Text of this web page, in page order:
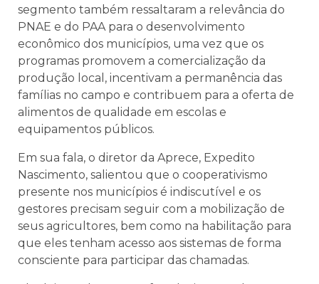
segmento também ressaltaram a relevância do
PNAE e do PAA para o desenvolvimento
econômico dos municípios, uma vez que os
programas promovem a comercialização da
produção local, incentivam a permanência das
famílias no campo e contribuem para a oferta de
alimentos de qualidade em escolas e
equipamentos públicos.
Em sua fala, o diretor da Aprece, Expedito
Nascimento, salientou que o cooperativismo
presente nos municípios é indiscutível e os
gestores precisam seguir com a mobilização de
seus agricultores, bem como na habilitação para
que eles tenham acesso aos sistemas de forma
consciente para participar das chamadas.